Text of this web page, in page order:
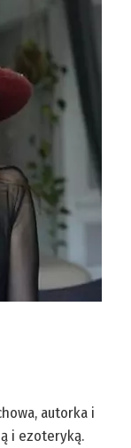
autorka i
i ezoteryką.